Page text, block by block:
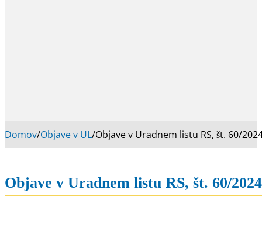
Domov/Objave v UL/Objave v Uradnem listu RS, št. 60/
Objave v Uradnem listu RS, št. 60/2024